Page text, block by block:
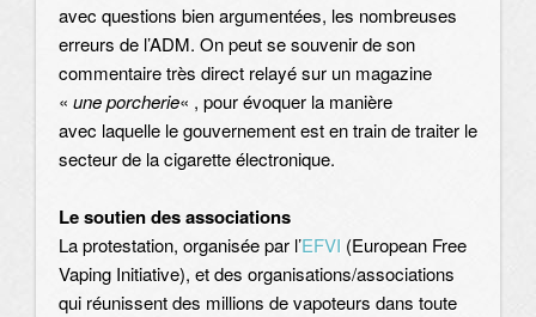
avec questions bien argumentées, les nombreuses
erreurs de l’ADM. On peut se souvenir de son
commentaire très direct relayé sur un magazine
« une porcherie« , pour évoquer la manière
avec laquelle le gouvernement est en train de traiter le
secteur de la cigarette électronique.
Le soutien des associations
La protestation, organisée par l’EFVI (European Free
Vaping Initiative), et des organisations/associations
qui réunissent des millions de vapoteurs dans toute